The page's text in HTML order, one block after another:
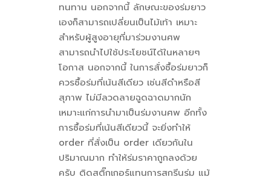
ทนทาน นอกจากนี้ ลักษณะของร่มยาว
เองก็สามารถเปลี่ยนเป็นไม้เท้า เหมาะ
สำหรับผู้สูงอายุที่มาร่วมงานศพ
สามารถนำไปใช้ประโยชน์ได้ในหลายๆ
โอกาส นอกจากนี้ ในการสั่งซื้อร่มยาวก็
ควรซื้อร่มที่เน้นสีเดียว เช่นสีดำหรือสี
สุภาพ ไม่มีลวดลายฉูดฉาดมากนัก
เหมาะแก่การนำมาเป็นร่มงานศพ อีกทั้ง
การซื้อร่มที่เน้นสีเดียวนี้ จะยิ่งทำให้
order ที่สั่งเป็น order เดียวกันใน
ปริมาณมาก ทำให้ร่มราคาถูกลงด้วย
ครับ ติดสติ๊กเกอร์แทนการสกรีนร่ม แม้